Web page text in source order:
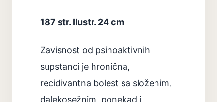
187 str. Ilustr. 24 cm
Zavisnost od psihoaktivnih
supstanci je hronična,
recidivantna bolest sa složenim,
dalekosežnim, ponekad i